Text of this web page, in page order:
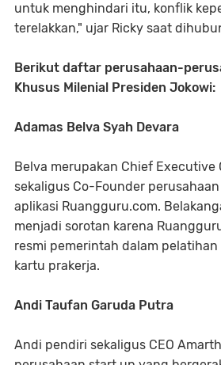
untuk menghindari itu, konflik
terelakkan," ujar Ricky saat
Berikut daftar perusahaan-
Khusus Milenial Presiden Jokowi:
Adamas Belva Syah Devara
Belva merupakan Chief Executive
sekaligus Co-Founder
aplikasi Ruangguru.com.
menjadi sorotan karena
resmi pemerintah dalam
kartu prakerja.
Andi Taufan Garuda Putra
Andi pendiri sekaligus CEO